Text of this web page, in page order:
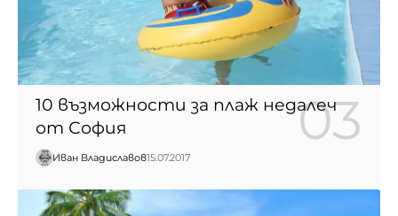
10 възможности за плаж недалеч
от София
Иван Владиславов15.07.2017